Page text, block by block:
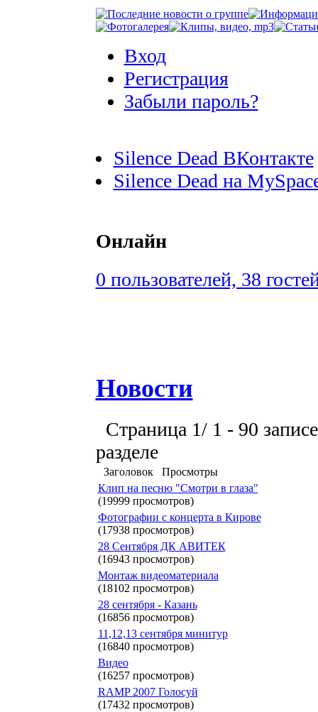
Вход
Регистрация
Забыли пароль?
Silence Dead ВКонтакте
Silence Dead на
Онлайн
0 пользователей, 38
Новости
Страница 1/ 1 - 90
разделе
Заголовок
Просмотры
Клип на песню "Смотри в глаза"
(19999 просмотров)
Фотографии с концерта в Кирове
(17938 просмотров)
28 Сентября ДК АВИТЕК
(16943 просмотров)
Монтаж видеоматериала
(18102 просмотров)
28 сентября - Казань
(16856 просмотров)
11,12,13 сентября минитур
(16840 просмотров)
Видео
(16257 просмотров)
RAMP 2007 Голосуй
(17432 просмотров)